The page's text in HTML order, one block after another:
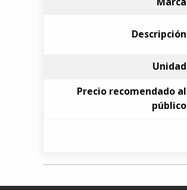
Descripción
Unidad
Precio recomendado al
público